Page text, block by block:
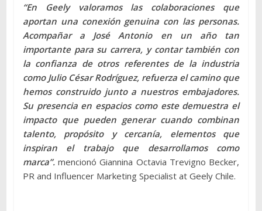
“En Geely valoramos las colaboraciones que
aportan una conexión genuina con las personas.
Acompañar a José Antonio en un año tan
importante para su carrera, y contar también con
la confianza de otros referentes de la industria
como Julio César Rodríguez, refuerza el camino que
hemos construido junto a nuestros embajadores.
Su presencia en espacios como este demuestra el
impacto que pueden generar cuando combinan
talento, propósito y cercanía, elementos que
inspiran el trabajo que desarrollamos como
marca”.mencionó Giannina Octavia Trevigno Becker,
PR and Influencer Marketing Specialist at Geely Chile.